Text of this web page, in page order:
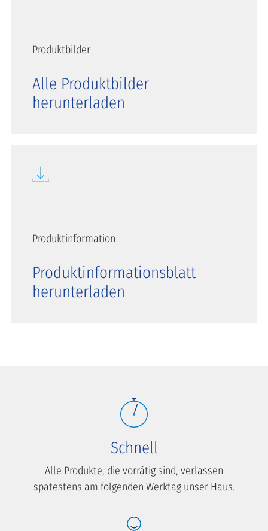
Produktbilder
Alle Produktbilder
herunterladen
Produktinformation
Produktinformationsblatt
herunterladen
Schnell
Alle Produkte, die vorrätig sind, verlassen
spätestens am folgenden Werktag unser Haus.